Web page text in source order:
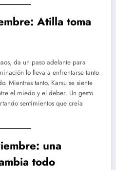
Atilla toma
da un paso adelante para
lo lleva a enfrentarse tanto
Mientras tanto, Karsu se siente
el miedo y el deber. Un gesto
sentimientos que creía
una
todo